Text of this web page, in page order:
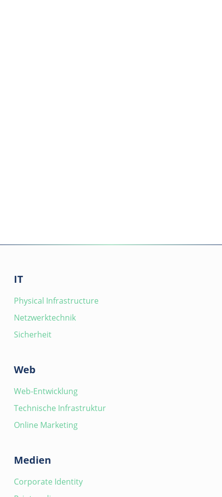
IT
Physical Infrastructure
Netzwerktechnik
Sicherheit
Web
Web-Entwicklung
Technische Infrastruktur
Online Marketing
Medien
Corporate Identity